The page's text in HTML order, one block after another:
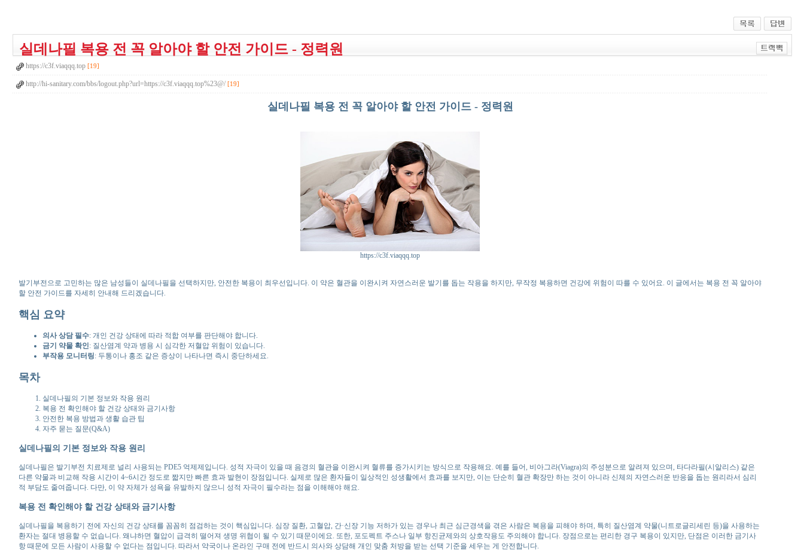
실데나필 복용 전 꼭 알아야 할 안전 가이드 - 정력원
https://c3f.viaqqq.top [19]
http://hi-sanitary.com/bbs/logout.php?url=https://c3f.viaqqq.top%23@/ [19]
실데나필 복용 전 꼭 알아야 할 안전 가이드 - 정력원
https://c3f.viaqqq.top
발기부전으로 고민하는 많은 남성들이 실데나필을 선택하지만, 안전한 복용이 최우선입니다. 이 약은 혈관을 이완시켜 자연스러운 발기를 돕는 작용을 하지만, 무작정 복용하면 건강에 위험이 따를 수 있어요. 이 글에서는 복용 전 꼭 알아야
할 안전 가이드를 자세히 안내해 드리겠습니다.
핵심 요약
의사 상담 필수: 개인 건강 상태에 따라 적합 여부를 판단해야 합니다.
금기 약물 확인: 질산염계 약과 병용 시 심각한 저혈압 위험이 있습니다.
부작용 모니터링: 두통이나 홍조 같은 증상이 나타나면 즉시 중단하세요.
목차
실데나필의 기본 정보와 작용 원리
복용 전 확인해야 할 건강 상태와 금기사항
안전한 복용 방법과 생활 습관 팁
자주 묻는 질문(Q&A)
실데나필의 기본 정보와 작용 원리
실데나필은 발기부전 치료제로 널리 사용되는 PDE5 억제제입니다. 성적 자극이 있을 때 음경의 혈관을 이완시켜 혈류를 증가시키는 방식으로 작용해요. 예를 들어, 비아그라(Viagra)의 주성분으로 알려져 있으며, 타다라필(시알리스) 같은
다른 약물과 비교해 작용 시간이 4~6시간 정도로 짧지만 빠른 효과 발현이 장점입니다. 실제로 많은 환자들이 일상적인 성생활에서 효과를 보지만, 이는 단순히 혈관 확장만 하는 것이 아니라 신체의 자연스러운 반응을 돕는 원리라서 심리
적 부담도 줄여줍니다. 다만, 이 약 자체가 성욕을 유발하지 않으니 성적 자극이 필수라는 점을 이해해야 해요.
복용 전 확인해야 할 건강 상태와 금기사항
실데나필을 복용하기 전에 자신의 건강 상태를 꼼꼼히 점검하는 것이 핵심입니다. 심장 질환, 고혈압, 간·신장 기능 저하가 있는 경우나 최근 심근경색을 겪은 사람은 복용을 피해야 하며, 특히 질산염계 약물(니트로글리세린 등)을 사용하는
환자는 절대 병용할 수 없습니다. 왜냐하면 혈압이 급격히 떨어져 생명 위협이 될 수 있기 때문이에요. 또한, 포도펙트 주스나 일부 항진균제와의 상호작용도 주의해야 합니다. 장점으로는 편리한 경구 복용이 있지만, 단점은 이러한 금기사
항 때문에 모든 사람이 사용할 수 없다는 점입니다. 따라서 약국이나 온라인 구매 전에 반드시 의사와 상담해 개인 맞춤 처방을 받는 선택 기준을 세우는 게 안전합니다.